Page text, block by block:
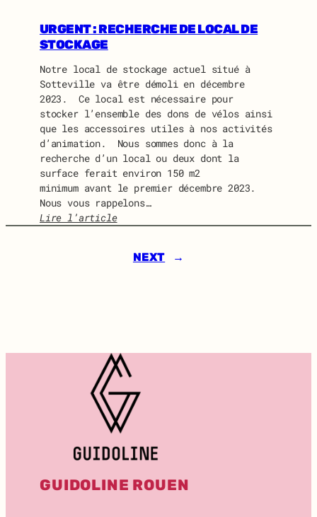
O
N
E
I
N
E
W
S
J
U
I
L
L
E
T
URGENT : RECHERCHE DE LOCAL DE
STOCKAGE
Notre local de stockage actuel situé à
Sotteville va être démoli en décembre
2023. Ce local est nécessaire pour
stocker l’ensemble des dons de vélos ainsi
que les accessoires utiles à nos activités
d’animation. Nous sommes donc à la
recherche d’un local ou deux dont la
surface ferait environ 150 m2
minimum avant le premier décembre 2023.
Nous vous rappelons…
Lire l’article
R
E
C
H
E
R
H
D
NEXT →
GUIDOLINE ROUEN